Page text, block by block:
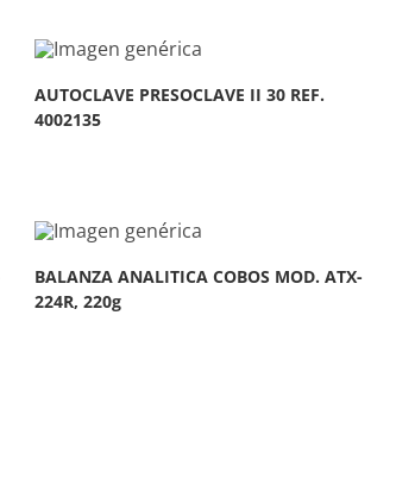
AUTOCLAVE PRESOCLAVE II 30 REF.
4002135
BALANZA ANALITICA COBOS MOD. ATX-
224R, 220g